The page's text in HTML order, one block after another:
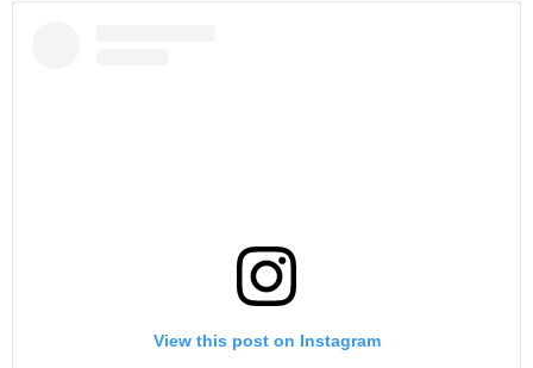
View this post on Instagram